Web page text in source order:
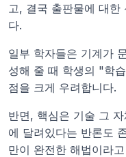
고, 결국 출판물에 대한
다.
일부 학자들은 기계가
성해 줄 때 학생의 "학
점을 크게 우려합니다.
반면, 핵심은 기술 그
에 달려있다는 반론도
만이 완전한 해법이라